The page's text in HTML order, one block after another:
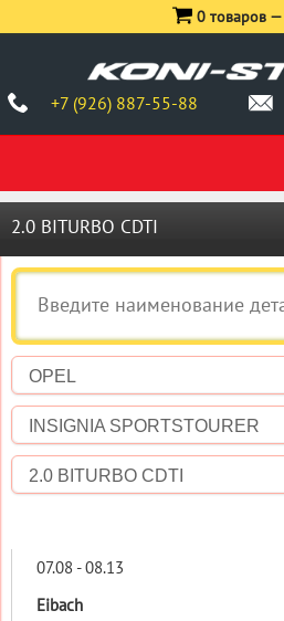
+7 (926) 887-55-88
0 товаров —
2.0 BITURBO CDTI
OPEL
INSIGNIA SPORTSTOURER
2.0 BITURBO CDTI
07.08 - 08.13
Eibach